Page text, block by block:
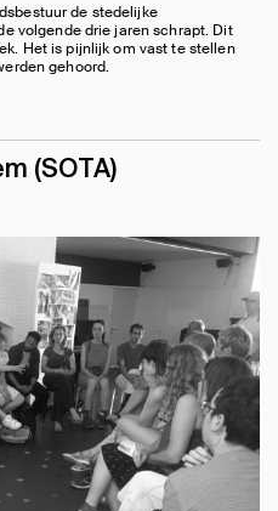
de stedelijke
volgende drie jaren schrapt. Dit
Het is pijnlijk om vast te stellen
gehoord.
(SOTA)